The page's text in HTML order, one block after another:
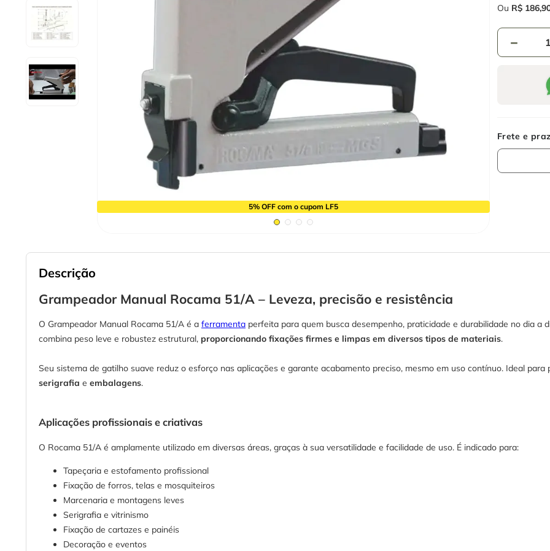
5% OFF com o cupom LF5
Ou R$ 186,
－
Descrição
Grampeador Manual Rocama 51/A – Leveza, precisão e resistência
O Grampeador Manual Rocama 51/A é a ferramenta perfeita para quem busca desempenho, praticidade e durabilidade no dia a
combina peso leve e robustez estrutural, proporcionando fixações firmes e limpas em diversos tipos de materiais.
Seu sistema de gatilho suave reduz o esforço nas aplicações e garante acabamento preciso, mesmo em uso contínuo. Ideal para
serigrafia e embalagens.
Aplicações profissionais e criativas
O Rocama 51/A é amplamente utilizado em diversas áreas, graças à sua versatilidade e facilidade de uso. É indicado para:
Tapeçaria e estofamento profissional
Fixação de forros, telas e mosquiteiros
Marcenaria e montagens leves
Serigrafia e vitrinismo
Fixação de cartazes e painéis
Decoração e eventos
serra copo